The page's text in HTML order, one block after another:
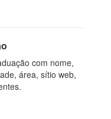
com nome,
área, sítio web,